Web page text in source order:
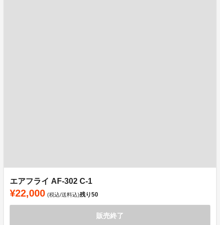
エアフライ AF-302 C-1
¥22,000 (税込/送料込)残り50
販売終了